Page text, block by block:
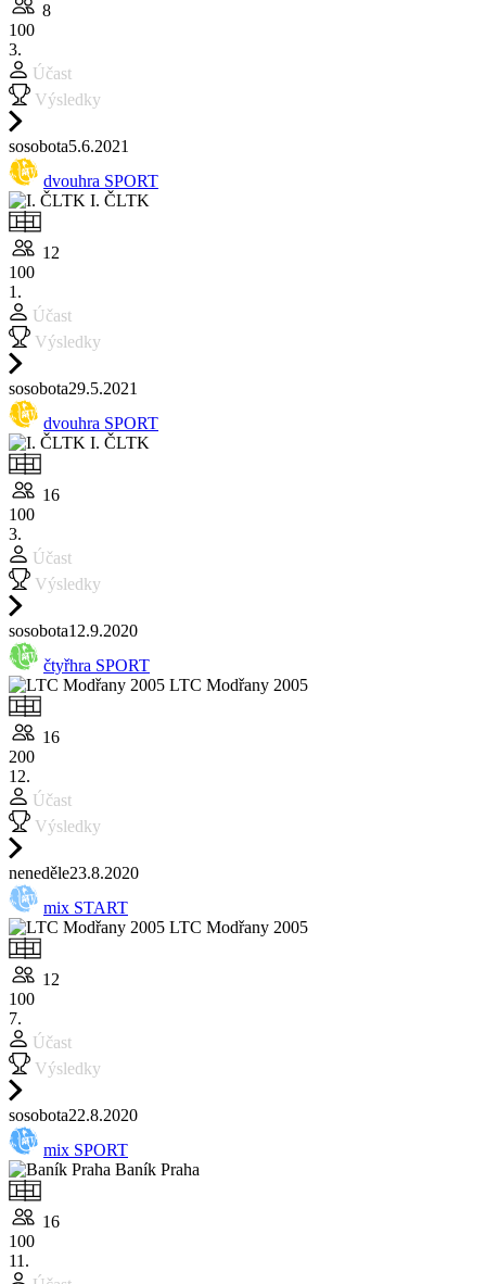
8
100
3.
Účast
Výsledky
sosobota5.6.2021
dvouhra SPORT
I. ČLTK
12
100
1.
Účast
Výsledky
sosobota29.5.2021
dvouhra SPORT
I. ČLTK
16
100
3.
Účast
Výsledky
sosobota12.9.2020
čtyřhra SPORT
LTC Modřany 2005
16
200
12.
Účast
Výsledky
neneděle23.8.2020
mix START
LTC Modřany 2005
12
100
7.
Účast
Výsledky
sosobota22.8.2020
mix SPORT
Baník Praha
16
100
11.